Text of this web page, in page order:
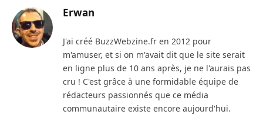
Erwan
J'ai créé BuzzWebzine.fr en 2012 pour
m'amuser, et si on m'avait dit que le site serait
en ligne plus de 10 ans après, je ne l'aurais pas
cru ! C'est grâce à une formidable équipe de
rédacteurs passionnés que ce média
communautaire existe encore aujourd'hui.